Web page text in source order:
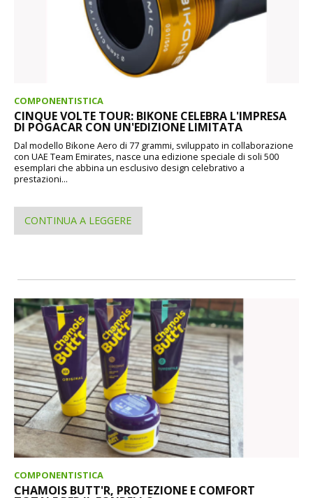
COMPONENTISTICA
CINQUE VOLTE TOUR: BIKONE CELEBRA L'IMPRESA
DI POGACAR CON UN'EDIZIONE LIMITATA
Dal modello Bikone Aero di 77 grammi, sviluppato in collaborazione
con UAE Team Emirates, nasce una edizione speciale di soli 500
esemplari che abbina un esclusivo design celebrativo a
prestazioni...
CONTINUA A LEGGERE
COMPONENTISTICA
CHAMOIS BUTT'R, PROTEZIONE E COMFORT